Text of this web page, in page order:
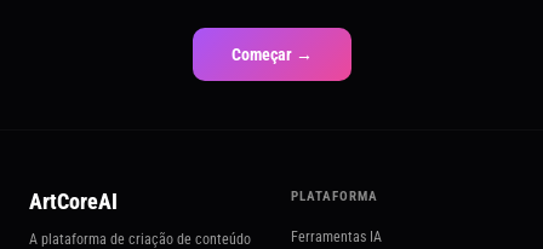
Começar →
ArtCoreAI
A plataforma de criação de conteúdo
PLATAFORMA
Ferramentas IA